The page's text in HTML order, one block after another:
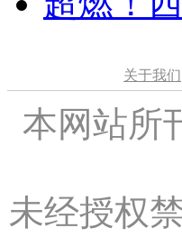
关于我们
本网站所
未经授权